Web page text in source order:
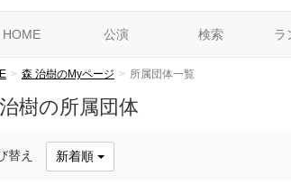
HOME 公演 検索 ラ
森 治樹のMyページ 所属団体一覧
樹の所属団体
替え 新着順